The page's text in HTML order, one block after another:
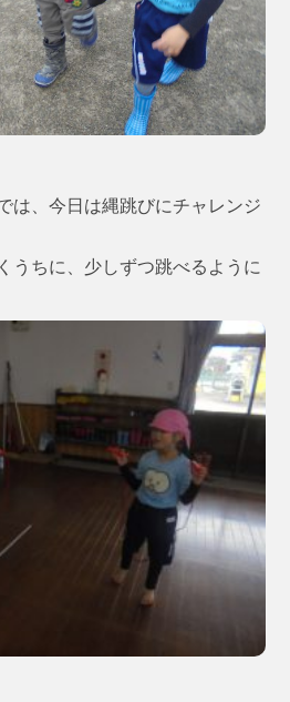
は、今日は縄跳びにチャレンジ
うちに、少しずつ跳べるように